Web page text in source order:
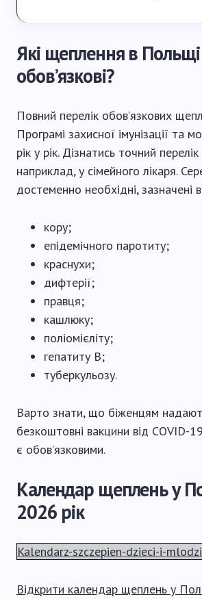
Які щеплення в Польщі
обов’язкові?
Повний перелік обов’язкових
Програмі захисної імунізації та
рік у рік. Дізнатись точний
наприклад, у сімейного лікаря.
достеменно необхідні, зазначені
кору;
епідемічного паротиту;
краснухи;
дифтерії;
правця;
кашлюку;
поліомієліту;
гепатиту В;
туберкульозу.
Варто знати, що біженцям
безкоштовні вакцини від COVID-
є обов’язковими.
Календар щеплень у
2026 рік
Kalendarz-szczepien-dzieci-i-
Відкрити календар щеплень у